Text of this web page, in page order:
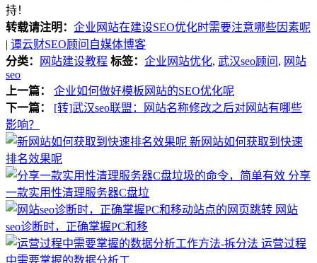
持！
转载请注明： 企业网站在建设SEO优化时需要注意哪些因素呢
| 谭云财SEO顾问自媒体博客
分类：
网站建设教程 标签： 企业网站优化, 武汉seo顾问 , 网站
seo
上一篇：
企业如何做好模板网站的SEO优化呢
下一篇：
[转]武汉seo联盟：网站名称修改之后对网站有哪些
影响？
新网站如何获取到快速
排名效果呢
分享
一款实用性清理服务器C盘垃
网站
seo诊断时，正确掌握PC和移
运营过程
中需要掌握的数据分析工